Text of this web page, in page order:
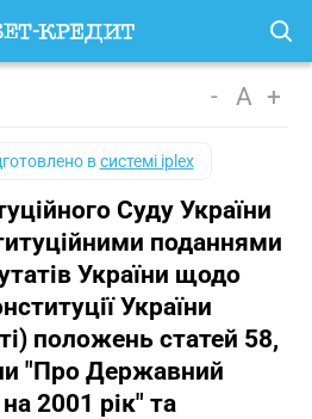
- A +
всистемі iplex
Суду України
поданнями
України щодо
України
положень статей 58,
"Про Державний
2001 рік" та